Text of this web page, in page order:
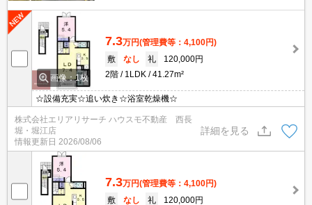
画像：1枚
7.3万円(管理費等：4,100円)
敷
なし 礼
120,000円
2階
1LDK 41.27m²
☆設備充実☆追い炊き☆浴室乾燥機☆
株式会社エリアリサーチ ハウスモ不動産 西長
堀・堀江店
情報更新日 2026/08/06
詳細を見る
7.3万円(管理費等：4,100円)
敷
なし 礼
120,000円